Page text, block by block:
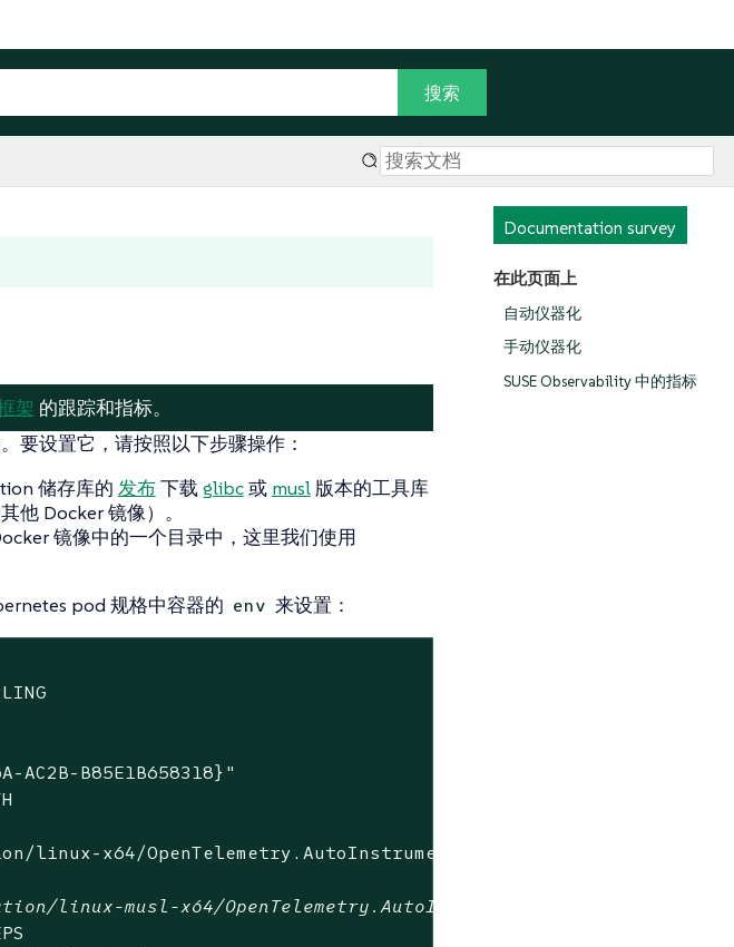
Documentation survey
在此页面上
自动仪器化
手动仪器化
SUSE Observability 中的指标
架 的跟踪和指标。
要设置它，请按照以下步骤操作：
储存库的 发布下载 glibc或 musl版本的工具库
他 Docker 镜像）。
镜像中的一个目录中，这里我们使用
pod 规格中容器的 env 来设置：
AC2B-B85E1B658318}"
linux-x64/OpenTelemetry.AutoInstrumentation.Native.so"
linux-musl-x64/OpenTelemetry.AutoInstrumentation.Native.so"